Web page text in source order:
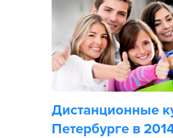
Дистанционные
Петербурге в